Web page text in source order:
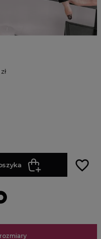
favorite_border